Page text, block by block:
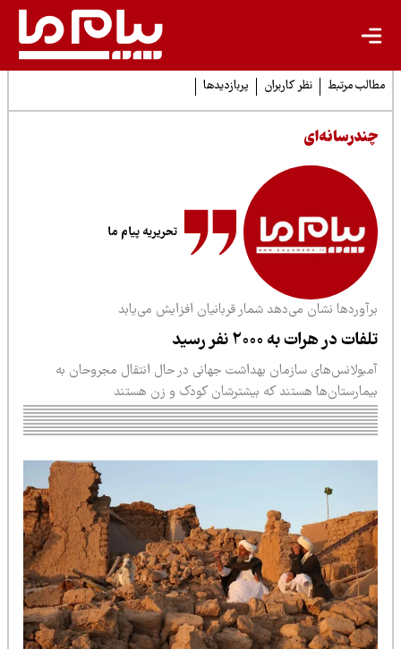
مرتبط نظر کاربران پربازدیدها
تحریریه پیام ما
نشان می‌دهد شمار قربانیان افزایش می‌یابد
در هرات به ۲۰۰۰ نفر رسید
سازمان بهداشت جهانی در حال انتقال مجروحان به
هستند که بیشترشان کودک و زن هستند